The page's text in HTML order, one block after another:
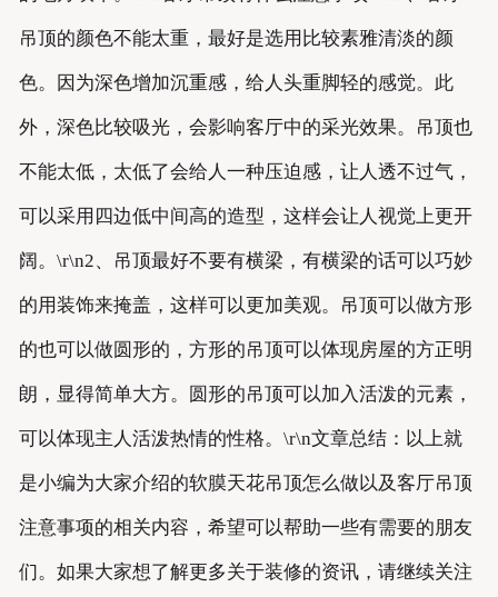
吊顶的颜色不能太重，最好是选用比较素雅清淡的颜
色。因为深色增加沉重感，给人头重脚轻的感觉。此
外，深色比较吸光，会影响客厅中的采光效果。吊顶也
不能太低，太低了会给人一种压迫感，让人透不过气，
可以采用四边低中间高的造型，这样会让人视觉上更开
阔。\r\n2、吊顶最好不要有横梁，有横梁的话可以巧妙
的用装饰来掩盖，这样可以更加美观。吊顶可以做方形
的也可以做圆形的，方形的吊顶可以体现房屋的方正明
朗，显得简单大方。圆形的吊顶可以加入活泼的元素，
可以体现主人活泼热情的性格。\r\n文章总结：以上就
是小编为大家介绍的软膜天花吊顶怎么做以及客厅吊顶
注意事项的相关内容，希望可以帮助一些有需要的朋友
们。如果大家想了解更多关于装修的资讯，请继续关注